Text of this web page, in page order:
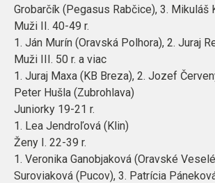
Grobarčík (Pegasus Rabčice), 3. Mikuláš
Muži II. 40-49 r.
1. Ján Murín (Oravská Polhora), 2. Juraj
Muži III. 50 r. a viac
1. Juraj Maxa (KB Breza), 2. Jozef
Peter Hušla (Zubrohlava)
Juniorky 19-21 r.
1. Lea Jendroľová (Klin)
Ženy I. 22-39 r.
1. Veronika Ganobjaková (Oravské
Suroviaková (Pucov), 3. Patrícia